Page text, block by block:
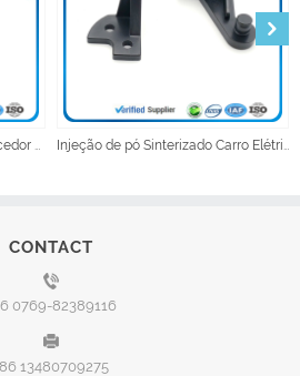
Peças sinterizadas do amortecedor do metal da metalurgia do pó Injeção de pó Sinterizado Carro Elétrico Mecanismo Peças Acessórios
CONTACT
0769-82389116
13480709275